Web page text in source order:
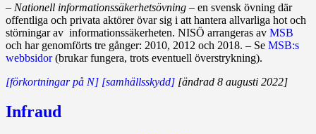
– Nationell informationssäkerhetsövning – en svensk övning där
offentliga och privata aktörer övar sig i att hantera allvarliga hot och
störningar av informationssäkerheten. NISÖ arrangeras av MSB
och har genomförts tre gånger: 2010, 2012 och 2018. – Se MSB:s
webbsidor(brukar fungera, trots eventuell överstrykning).
[förkortningar på N] [samhällsskydd] [ändrad 8 augusti 2022]
Infraud